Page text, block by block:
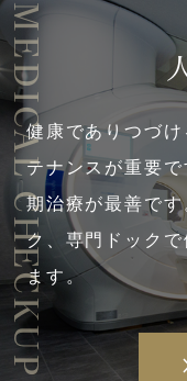
MEDICAL CHECKUP健康でありつづ
テナンスが重要
期治療が最善で
ク、専門ドック
ます。